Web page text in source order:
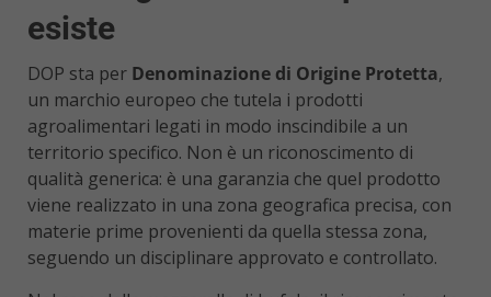
esiste
DOP sta per Denominazione di Origine Protetta,
un marchio europeo che tutela i prodotti
agroalimentari legati in modo inscindibile a un
territorio specifico. Non è un riconoscimento di
qualità generica: è una garanzia che quel prodotto
viene realizzato in una zona geografica precisa, con
materie prime provenienti da quella stessa zona,
seguendo un disciplinare approvato e controllato.